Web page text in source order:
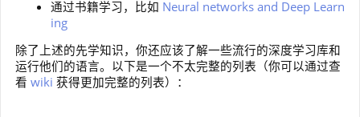
通过书籍学习，比如 Neural networks and Deep Learn
ing
除了上述的先学知识，你还应该了解一些流行的深度学习库和
运行他们的语言。以下是一个不太完整的列表（你可以通过查
看 wiki 获得更加完整的列表）：